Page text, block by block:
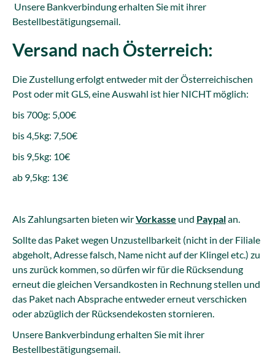
Unsere Bankverbindung erhalten Sie mit ihrer
Bestellbestätigungsemail.
Versand nach Österreich:
Die Zustellung erfolgt entweder mit der Österreichischen
Post oder mit GLS, eine Auswahl ist hier NICHT möglich:
bis 700g: 5,00€
bis 4,5kg: 7,50€
bis 9,5kg: 10€
ab 9,5kg: 13€
Als Zahlungsarten bieten wirVorkasse und Paypalan.
Sollte das Paket wegen Unzustellbarkeit (nicht in der Filiale
abgeholt, Adresse falsch, Name nicht auf der Klingel etc.) zu
uns zurück kommen, so dürfen wir für die Rücksendung
erneut die gleichen Versandkosten in Rechnung stellen und
das Paket nach Absprache entweder erneut verschicken
oder abzüglich der Rücksendekosten stornieren.
Unsere Bankverbindung erhalten Sie mit ihrer
Bestellbestätigungsemail.